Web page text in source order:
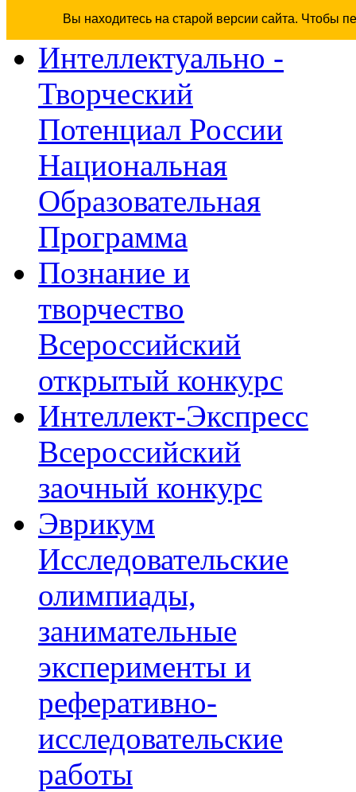
Вы находитесь на старой версии сайта. Чтобы
Интеллектуально -
Творческий
Потенциал России
Национальная
Образовательная
Программа
Познание и
творчество
Всероссийский
открытый конкурс
Интеллект-Экспресс
Всероссийский
заочный конкурс
Эврикум
Исследовательские
олимпиады,
занимательные
эксперименты и
реферативно-
исследовательские
работы